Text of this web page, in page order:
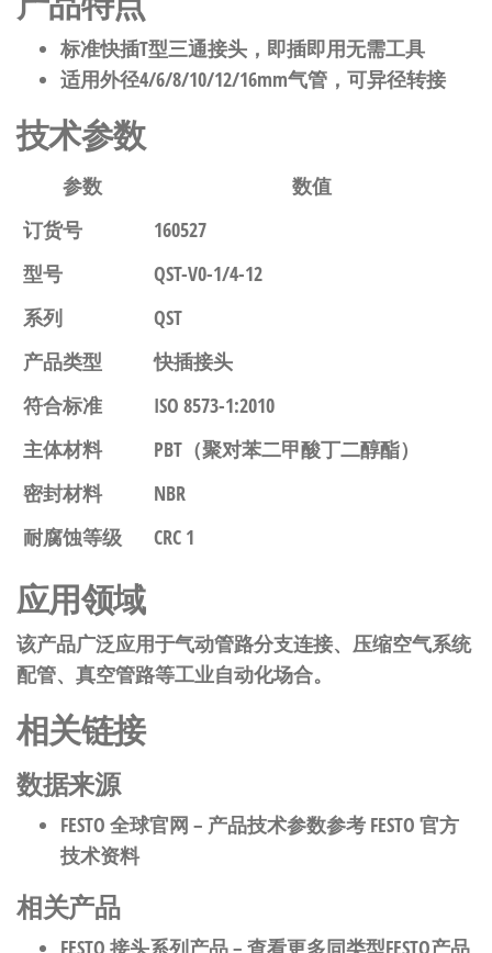
标准快插T型三通接头，即插即用无需工具
适用外径4/6/8/10/12/16mm气管，可异径转接
技术参数
参数
数值
订货号
160527
型号
QST-V0-1/4-12
系列
QST
产品类型
快插接头
符合标准
ISO 8573-1:2010
主体材料
PBT（聚对苯二甲酸丁二醇酯）
密封材料
NBR
耐腐蚀等级
CRC 1
应用领域
该产品广泛应用于气动管路分支连接、压缩空气系统
配管、真空管路等工业自动化场合。
相关链接
数据来源
FESTO 全球官网 – 产品技术参数参考 FESTO 官方
技术资料
相关产品
FESTO 接头系列产品– 查看更多同类型FESTO产品